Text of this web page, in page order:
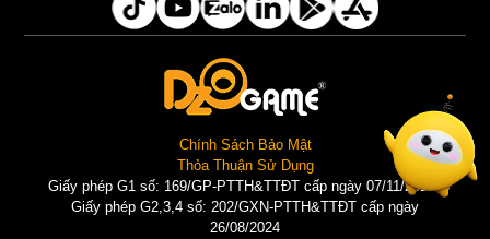
Chính Sách Bảo Mật
Thỏa Thuận Sử Dụng
Giấy phép G1 số: 169/GP-PTTH&TTĐT cấp ngày 07/11/2025 |
Giấy phép G2,3,4 số: 202/GXN-PTTH&TTĐT cấp ngày
26/08/2024